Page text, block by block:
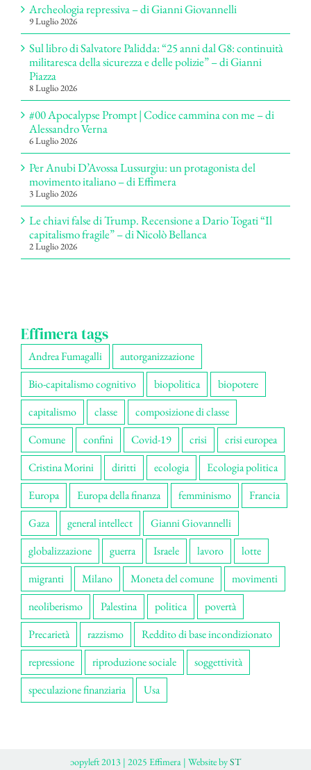
Archeologia repressiva – di Gianni Giovannelli
9 Luglio 2026
Sul libro di Salvatore Palidda: “25 anni dal G8: continuità
militaresca della sicurezza e delle polizie” – di Gianni
Piazza
8 Luglio 2026
#00 Apocalypse Prompt | Codice cammina con me – di
Alessandro Verna
6 Luglio 2026
Per Anubi D’Avossa Lussurgiu: un protagonista del
movimento italiano – di Effimera
3 Luglio 2026
Le chiavi false di Trump. Recensione a Dario Togati “Il
capitalismo fragile” – di Nicolò Bellanca
2 Luglio 2026
Effimera tags
Andrea Fumagalli
autorganizzazione
Bio-capitalismo cognitivo
biopolitica
biopotere
capitalismo
classe
composizione di classe
Comune
confini Covid-19 crisi
crisi europea
Cristina Morini
diritti ecologia
Ecologia politica
Europa
Europa della finanza femminismo
Francia
Gaza
general intellect
Gianni Giovannelli
globalizzazione
guerra Israele lavoro
lotte
migranti
Milano Moneta del comune
movimenti
neoliberismo
Palestina politica
povertà
Precarietà
razzismo
Reddito di base incondizionato
repressione
riproduzione sociale
soggettività
speculazione finanziaria
Usa
ɔopyleft 2013 | 2025 Effimera | Website byST